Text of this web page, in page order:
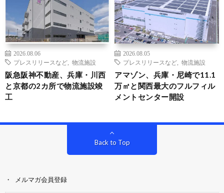
2026.08.06
プレスリリースなど
物流施設
阪急阪神不動産、兵庫・川西
と京都の2カ所で物流施設竣
工
2026.08.05
プレスリリースなど
物流施設
アマゾン、兵庫・尼崎で11.1
万㎡と関西最大のフルフィル
メントセンター開設
Back to Top
メルマガ会員登録